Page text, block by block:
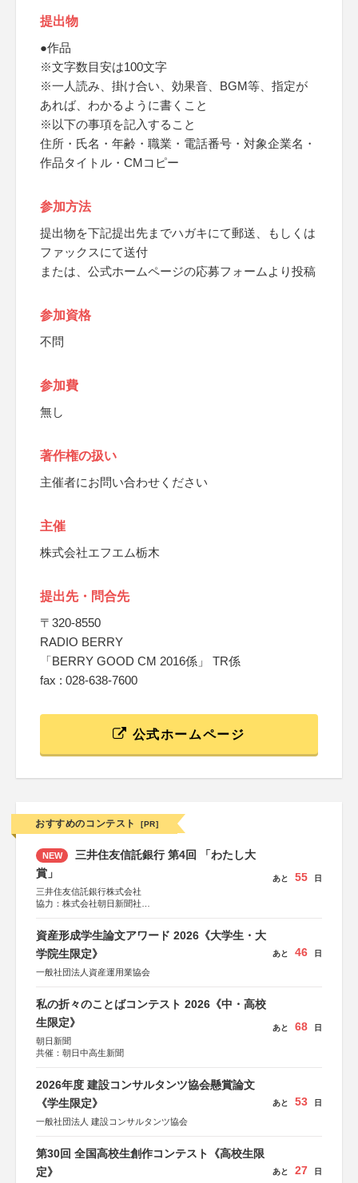
提出物
●作品
※文字数目安は100文字
※一人読み、掛け合い、効果音、BGM等、指定が
あれば、わかるように書くこと
※以下の事項を記入すること
住所・氏名・年齢・職業・電話番号・対象企業名・
作品タイトル・CMコピー
参加方法
提出物を下記提出先までハガキにて郵送、もしくは
ファックスにて送付
または、公式ホームページの応募フォームより投稿
参加資格
不問
参加費
無し
著作権の扱い
主催者にお問い合わせください
主催
株式会社エフエム栃木
提出先・問合先
〒320-8550
RADIO BERRY
「BERRY GOOD CM 2016係」 TR係
fax : 028-638-7600
公式ホームページ
おすすめのコンテスト [PR]
NEW
三井住友信託銀行 第4回 「わたし大
賞」
三井住友信託銀行株式会社
協力：株式会社朝日新聞社
あと 55 日
資産形成学生論文アワード 2026《大学生・大
学院生限定》
一般社団法人資産運用業協会
あと 46 日
私の折々のことばコンテスト 2026《中・高校
生限定》
朝日新聞
共催：朝日中高生新聞
あと 68 日
2026年度 建設コンサルタンツ協会懸賞論文
《学生限定》
一般社団法人 建設コンサルタンツ協会
あと 53 日
第30回 全国高校生創作コンテスト《高校生限
定》
あと 27 日